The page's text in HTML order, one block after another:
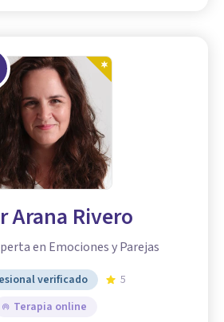
Arana Rivero
en Emociones y Parejas
verificado
5
Terapia online